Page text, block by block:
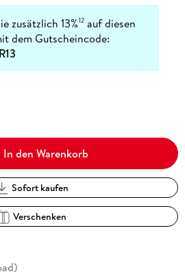
zusätzlich 13%12 auf diesen
dem Gutscheincode:
In den Warenkorb
Sofort kaufen
Verschenken